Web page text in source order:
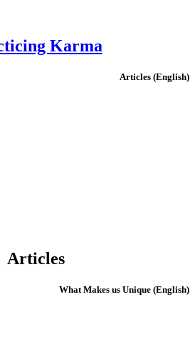
Karma
(English) Articles
Articles
(English) What Makes us Unique